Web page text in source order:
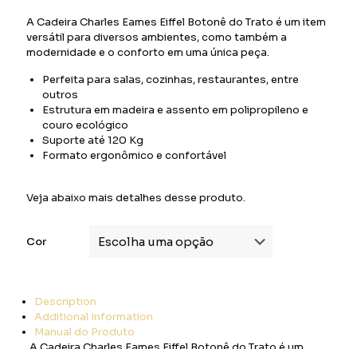
A Cadeira Charles Eames Eiffel Botonê do Trato é um item
versátil para diversos ambientes, como também a
modernidade e o conforto em uma única peça.
Perfeita para salas, cozinhas, restaurantes, entre
outros
Estrutura em madeira e assento em polipropileno e
couro ecológico
Suporte até 120 Kg
Formato ergonômico e confortável
Veja abaixo mais detalhes desse produto.
Cor
Description
Additional Information
Manual do Produto